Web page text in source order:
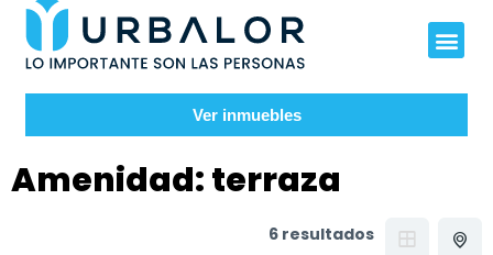
Ver inmuebles
Amenidad:terraza
6 resultados